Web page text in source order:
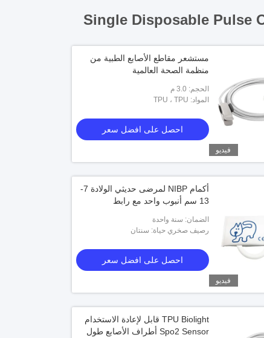
Single Disposable Pulse
فيديو
مستشعر مقاطع الأصابع الطبية من
منظمة الصحة العالمية
الحجم: 3.0 م
المواد: TPU ، TPU
احصل على افضل سعر
فيديو
أكمام NIBP لمرضى حديثي الولادة 7-
13 سم أنبوب واحد مع رابط
الضمان: سنة واحدة
رصيف صخري حياة: سنتان
احصل على افضل سعر
TPU Biolight قابل لإعادة الاستخدام
Spo2 Sensor أطراف الأصابع طول